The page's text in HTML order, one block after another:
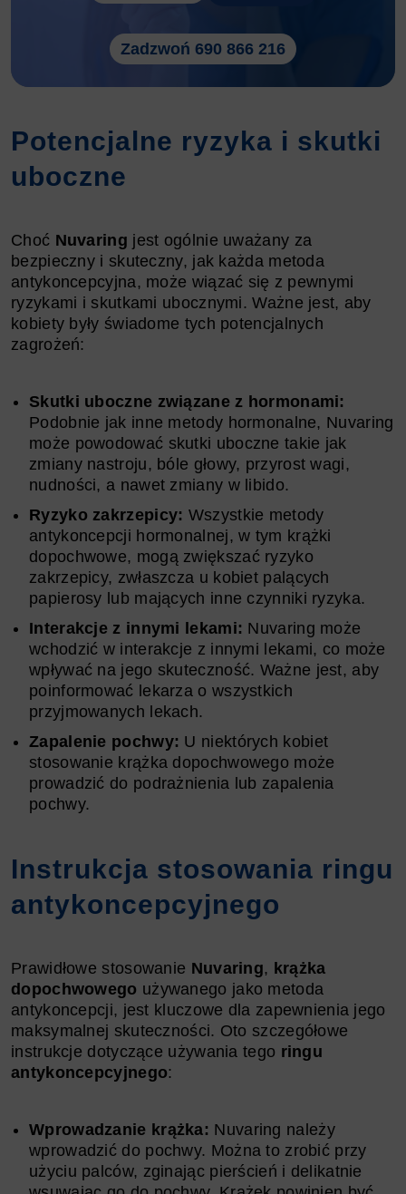
Zadzwoń 690 866 216
Potencjalne ryzyka i skutki
uboczne
Choć Nuvaring jest ogólnie uważany za
bezpieczny i skuteczny, jak każda metoda
antykoncepcyjna, może wiązać się z pewnymi
ryzykami i skutkami ubocznymi. Ważne jest, aby
kobiety były świadome tych potencjalnych
zagrożeń:
Skutki uboczne związane z hormonami:
Podobnie jak inne metody hormonalne, Nuvaring
może powodować skutki uboczne takie jak
zmiany nastroju, bóle głowy, przyrost wagi,
nudności, a nawet zmiany w libido.
Ryzyko zakrzepicy: Wszystkie metody
antykoncepcji hormonalnej, w tym krążki
dopochwowe, mogą zwiększać ryzyko
zakrzepicy, zwłaszcza u kobiet palących
papierosy lub mających inne czynniki ryzyka.
Interakcje z innymi lekami: Nuvaring może
wchodzić w interakcje z innymi lekami, co może
wpływać na jego skuteczność. Ważne jest, aby
poinformować lekarza o wszystkich
przyjmowanych lekach.
Zapalenie pochwy: U niektórych kobiet
stosowanie krążka dopochwowego może
prowadzić do podrażnienia lub zapalenia
pochwy.
Instrukcja stosowania ringu
antykoncepcyjnego
Prawidłowe stosowanie Nuvaring, krążka
dopochwowego używanego jako metoda
antykoncepcji, jest kluczowe dla zapewnienia jego
maksymalnej skuteczności. Oto szczegółowe
instrukcje dotyczące używania tego ringu
antykoncepcyjnego:
Wprowadzanie krążka: Nuvaring należy
wprowadzić do pochwy. Można to zrobić przy
użyciu palców, zginając pierścień i delikatnie